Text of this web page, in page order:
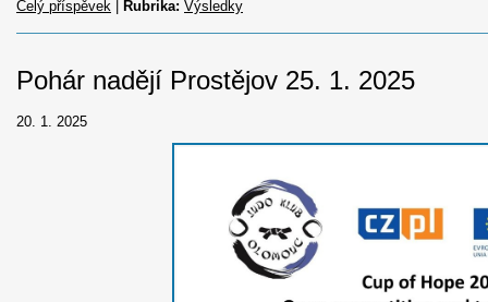
Celý příspěvek Rubrika: Výsledky
Pohár nadějí Prostějov 25. 1. 2025
20. 1. 2025